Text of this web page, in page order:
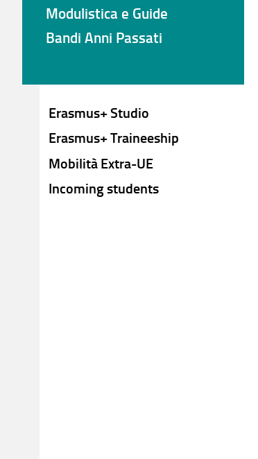
Modulistica e Guide
Bandi Anni Passati
Erasmus+ Studio
Erasmus+ Traineeship
Mobilità Extra-UE
Incoming students